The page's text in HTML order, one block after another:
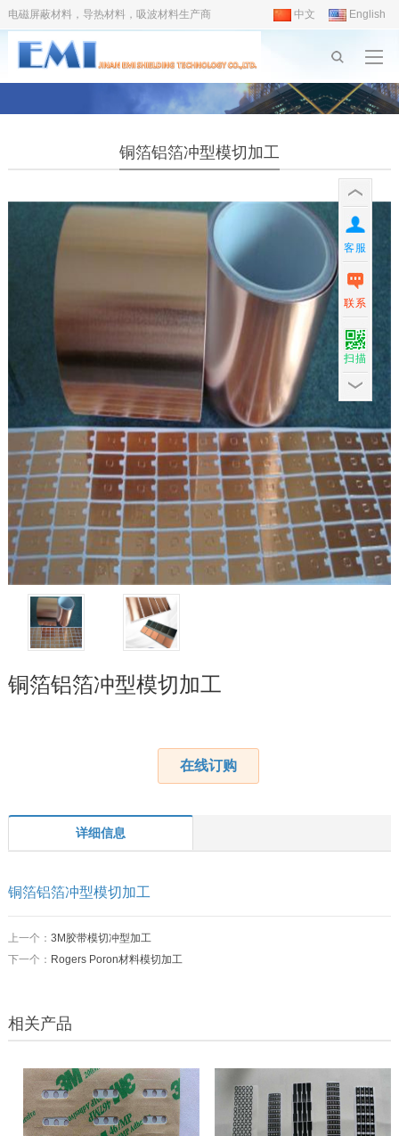
电磁屏蔽材料，导热材料，吸波材料生产商 中文 English
铜箔铝箔冲型模切加工
铜箔铝箔冲型模切加工
在线订购
详细信息
铜箔铝箔冲型模切加工
上一个： 3M胶带模切冲型加工
下一个： Rogers Poron材料模切加工
相关产品
客服
联系
扫描